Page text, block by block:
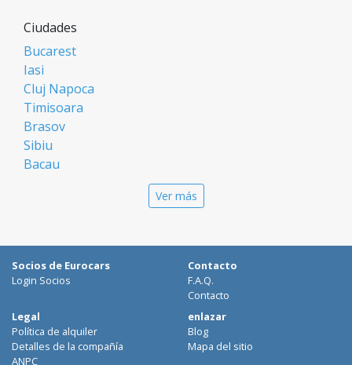
Ciudades
Bucarest
Iasi
Cluj Napoca
Timisoara
Brasov
Sibiu
Bacau
Galati
Suceava
Focsani
Targoviste
Ploiesti
Ver más
Socios de Eurocars
Login Socios
Contacto
F.A.Q.
Contacto
Legal
Política de alquiler
Detalles de la compañía
ANPC
enlazar
Blog
Mapa del sitio